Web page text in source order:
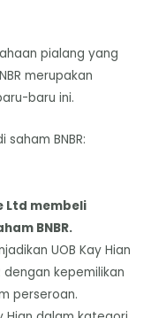
pialang yang
merupakan
baru ini.
BNBR:
Ltd membeli
BNBR.
UOB Kay Hian
dengan kepemilikan
perseroan.